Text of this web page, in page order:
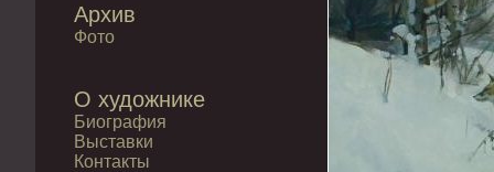
Архив
Фото
О художнике
Биография
Выставки
Контакты